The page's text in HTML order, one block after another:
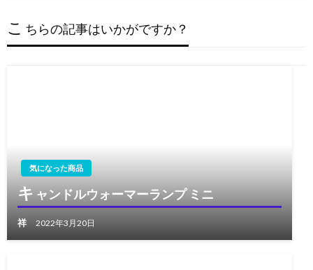
ー
シ
こ ちらの記事はいかがですか？
気になった商品
キャンドルウォーマーランプ ミニ
祥 2022年3月20日